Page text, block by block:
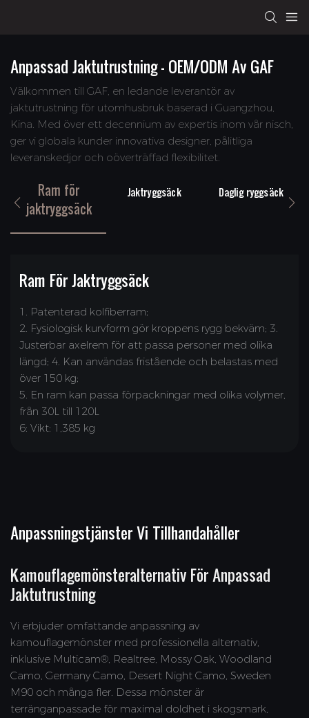
Anpassad Jaktutrustning – OEM/ODM Av GAF
Välkommen till GAF, en ledande leverantör av
jaktutrustning för utomhusbruk baserad i Guangzhou,
Kina. Med över ett decennium av expertis inom vår nisch,
ger vi globala kunder innovativa designer, pålitliga
leveranskedjor och oöverträffad flexibilitet.
Ram för
jaktryggsäck
Jaktryggsäck Daglig ryggsäck
Ram För Jaktryggsäck
1. Patenterad kolfiberram;
2. Fysiologisk kurvform gör kroppens rygg bekväm; 3.
Justerbar axelrem för att passa personer med olika
längd; 4. Kan användas fristående och belastas med
över 150 kg;
5. En ram kan passa förpackningar med olika volymer,
från 30L till 120L
6: Vikt: 1,385 kg
Anpassningstjänster Vi Tillhandahåller
Kamouflagemönsteralternativ För Anpassad
Jaktutrustning
Vi erbjuder omfattande anpassning av
kamouflagemönster med professionella alternativ,
inklusive Multicam®, Realtree, Mossy Oak, Woodland
Camo, Germany Camo, Desert Night Camo, Sweden
M90 och många fler. Dessa mönster är
terränganpassade för maximal doldhet i skogsmark,